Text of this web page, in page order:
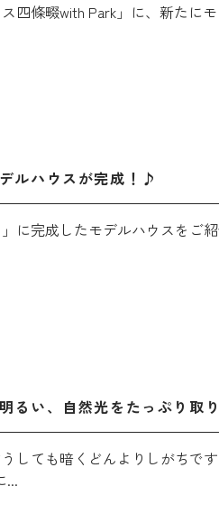
四條畷with Park」に、新たに
ルハウスが完成！♪
に完成したモデルハウスをご
るい、自然光をたっぷり取
しても暗くどんよりしがちで
...